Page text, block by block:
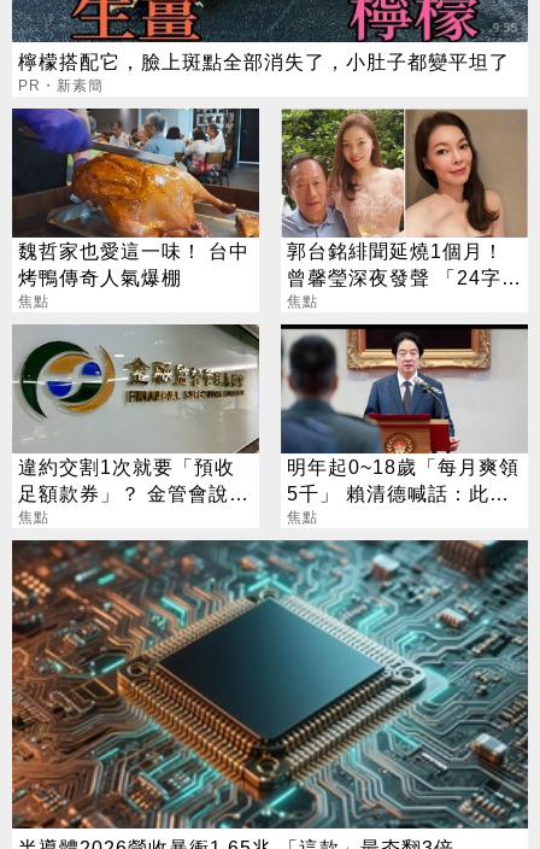
檸檬搭配它，臉上斑點全部消失了，小肚子都變平坦了
PR・新素簡
魏哲家也愛這一味！ 台中
烤鴨傳奇人氣爆棚
焦點
郭台銘緋聞延燒1個月！
曾馨瑩深夜發聲 「24字」
吐盡最心繫的事
焦點
違約交割1次就要「預收
足額款券」？ 金管會說話
了
焦點
明年起0~18歲「每月爽領
5千」 賴清德喊話：此時
不生待何時
焦點